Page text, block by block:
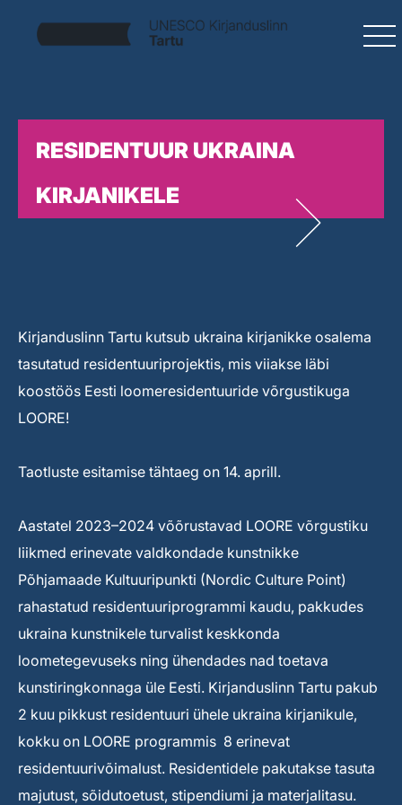
RESIDENTUUR UKRAINA
KIRJANIKELE
Kirjanduslinn Tartu kutsub ukraina kirjanikke osalema
tasutatud residentuuriprojektis, mis viiakse läbi
koostöös Eesti loomeresidentuuride võrgustikuga
LOORE!
Taotluste esitamise tähtaeg on 14. aprill.
Aastatel 2023–2024 võõrustavad LOORE võrgustiku
liikmed erinevate valdkondade kunstnikke
Põhjamaade Kultuuripunkti (Nordic Culture Point)
rahastatud residentuuriprogrammi kaudu, pakkudes
ukraina kunstnikele turvalist keskkonda
loometegevuseks ning ühendades nad toetava
kunstiringkonnaga üle Eesti. Kirjanduslinn Tartu pakub
2 kuu pikkust residentuuri ühele ukraina kirjanikule,
kokku on LOORE programmis 8 erinevat
residentuurivõimalust. Residentidele pakutakse tasuta
majutust, sõidutoetust, stipendiumi ja materjalitasu.